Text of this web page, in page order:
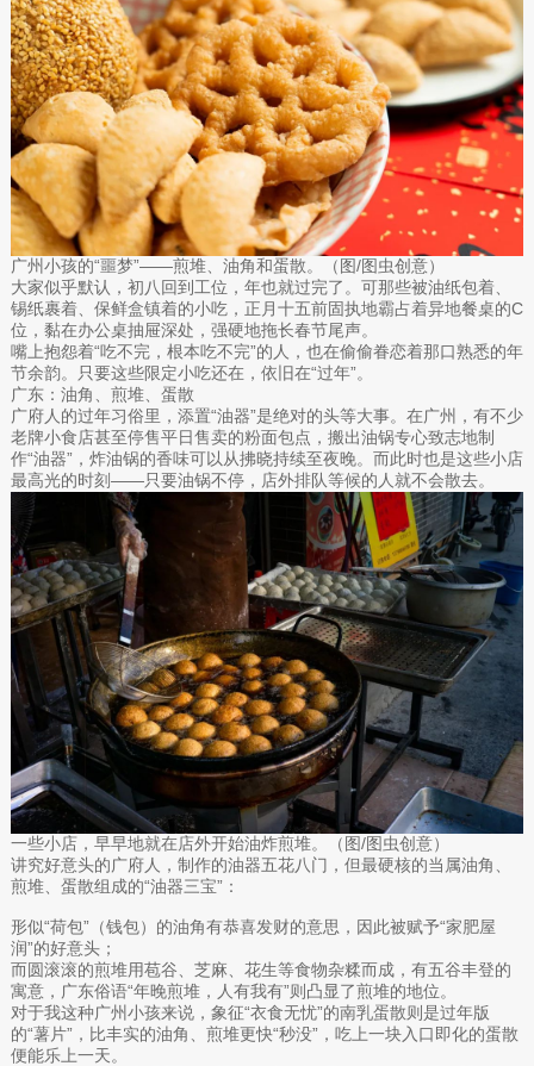
广州小孩的“噩梦”——煎堆、油角和蛋散。（图/图虫创意）
大家似乎默认，初八回到工位，年也就过完了。可那些被油纸包着、
锡纸裹着、保鲜盒镇着的小吃，正月十五前固执地霸占着异地餐桌的C
位，黏在办公桌抽屉深处，强硬地拖长春节尾声。
嘴上抱怨着“吃不完，根本吃不完”的人，也在偷偷眷恋着那口熟悉的年
节余韵。只要这些限定小吃还在，依旧在“过年”。
广东：油角、煎堆、蛋散
广府人的过年习俗里，添置“油器”是绝对的头等大事。在广州，有不少
老牌小食店甚至停售平日售卖的粉面包点，搬出油锅专心致志地制
作“油器”，炸油锅的香味可以从拂晓持续至夜晚。而此时也是这些小店
最高光的时刻——只要油锅不停，店外排队等候的人就不会散去。
一些小店，早早地就在店外开始油炸煎堆。（图/图虫创意）
讲究好意头的广府人，制作的油器五花八门，但最硬核的当属油角、
煎堆、蛋散组成的“油器三宝”：
形似“荷包”（钱包）的油角有恭喜发财的意思，因此被赋予“家肥屋
润”的好意头；
而圆滚滚的煎堆用苞谷、芝麻、花生等食物杂糅而成，有五谷丰登的
寓意，广东俗语“年晚煎堆，人有我有”则凸显了煎堆的地位。
对于我这种广州小孩来说，象征“衣食无忧”的南乳蛋散则是过年版
的“薯片”，比丰实的油角、煎堆更快“秒没”，吃上一块入口即化的蛋散
便能乐上一天。